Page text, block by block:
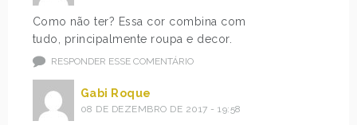
Como não ter? Essa cor combina com
tudo, principalmente roupa e decor.
RESPONDER ESSE COMENTÁRIO
Gabi Roque
08 DE DEZEMBRO DE 2017 - 19:58